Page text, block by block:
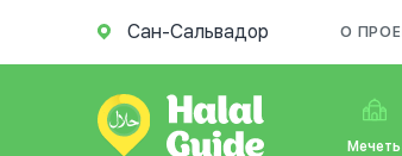
Сан-Сальвадор О
Мечеть